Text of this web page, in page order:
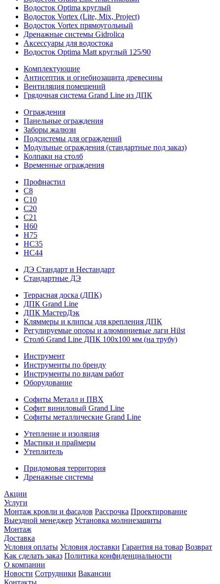
Водосток Optima круглый
Водосток Vortex (Lite, Mix, Project)
Водосток Vortex прямоугольный
Дренажные системы Gidrolica
Аксессуары для водостока
Водосток Optima Matt круглый 125/90
Комплектующие
Антисептик и огнебиозащита древесины
Вентиляция помещений
Грядочная система Grand Line из ДПК
Ограждения
Панельные ограждения
Заборы жалюзи
Подсистемы для ограждений
Модульные ограждения (стандартные под заказ)
Колпаки на столб
Временные ограждения
Профнастил
С8
С10
С20
С21
H60
H75
HС35
НС44
ДЭ Стандарт и Нестандарт
Стандартные ДЭ
Террасная доска (ДПК)
ДПК Grand Line
ДПК МастерДэк
Кляммеры и клипсы для крепления ДПК
Регулируемые опоры и алюминиевые лаги Hilst
Столб Grand Line ДПК 100х100 мм (на трубу)
Инструмент
Инструменты по бренду
Инструменты по видам работ
Оборудование
Софиты Металл и ПВХ
Софит виниловый Grand Line
Софиты металлические Grand Line
Утепление и изоляция
Мастики и праймеры
Утеплитель
Придомовая территория
Дренажные системы
Акции
Услуги
Монтаж кровли и фасадов Рассрочка Проектирование
Выездной менеджер Установка молниезащиты
Монтаж
Доставка
Условия оплаты Условия доставки Гарантия на товар Возврат
Как сделать заказ Политика конфиденциальности
О компании
Новости Сотрудники Вакансии
Контакты